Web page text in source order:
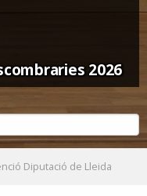
2026
Diputació de Lleida